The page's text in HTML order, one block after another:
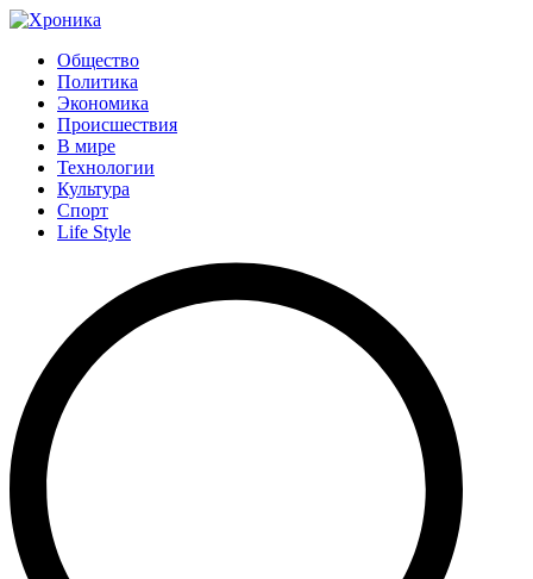
Общество
Политика
Экономика
Происшествия
В мире
Технологии
Культура
Спорт
Life Style